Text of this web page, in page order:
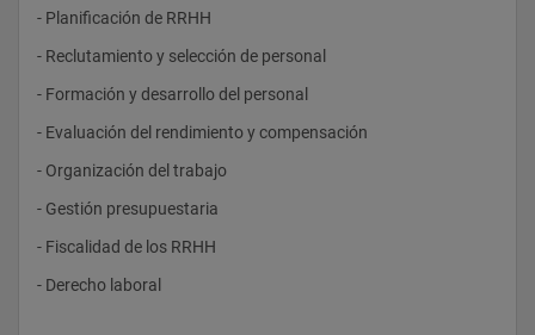
Dotar a los participantes del dominio técnico y de la visión
estratégica que requiere la dirección de RRHH para que aporte
valor a las organizaciones.
Los participantes adquirirán conocimientos para hacer de la
dirección de RRHH un área relevante para las empresas, de
forma que puedan ser considerados profesionales de alto
rendimiento en el área de los RRHH.
Los conocimientos y habilidades adquiridas sirven tanto para
aplicarlos en posiciones de línea, dentro de las empresas,
- Planificación de RRHH
- Reclutamiento y selección de personal
- Formación y desarrollo del personal
- Evaluación del rendimiento y compensación
- Organización del trabajo
- Gestión presupuestaria
- Fiscalidad de los RRHH
- Derecho laboral